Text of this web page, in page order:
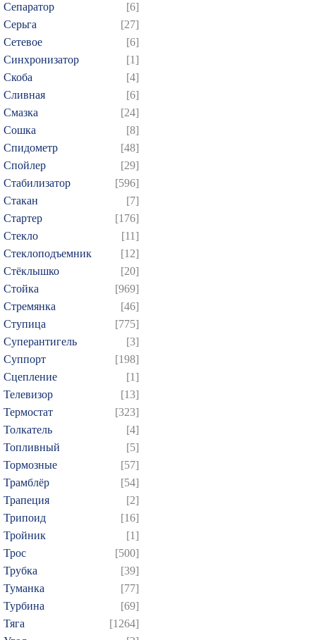
Сепаратор
[6]
Серьга
[27]
Сетевое
[6]
Синхронизатор
[1]
Скоба
[4]
Сливная
[6]
Смазка
[24]
Сошка
[8]
Спидометр
[48]
Спойлер
[29]
Стабилизатор
[596]
Стакан
[7]
Стартер
[176]
Стекло
[11]
Стеклоподъемник
[12]
Стёклышко
[20]
Стойка
[969]
Стремянка
[46]
Ступица
[775]
Суперантигель
[3]
Суппорт
[198]
Сцепление
[1]
Телевизор
[13]
Термостат
[323]
Толкатель
[4]
Топливный
[5]
Тормозные
[57]
Трамблёр
[54]
Трапеция
[2]
Трипоид
[16]
Тройник
[1]
Трос
[500]
Трубка
[39]
Туманка
[77]
Турбина
[69]
Тяга
[1264]